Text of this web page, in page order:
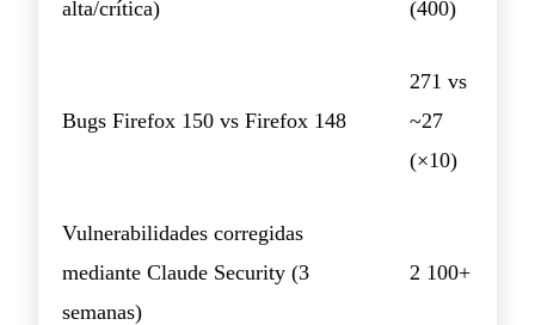
alta/crítica) (400)
Bugs Firefox 150 vs Firefox 148
271 vs
~27
(×10)
Vulnerabilidades corregidas
mediante Claude Security (3
semanas)
2 100+